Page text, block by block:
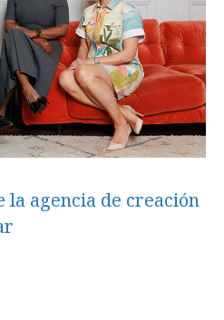
agencia de creación